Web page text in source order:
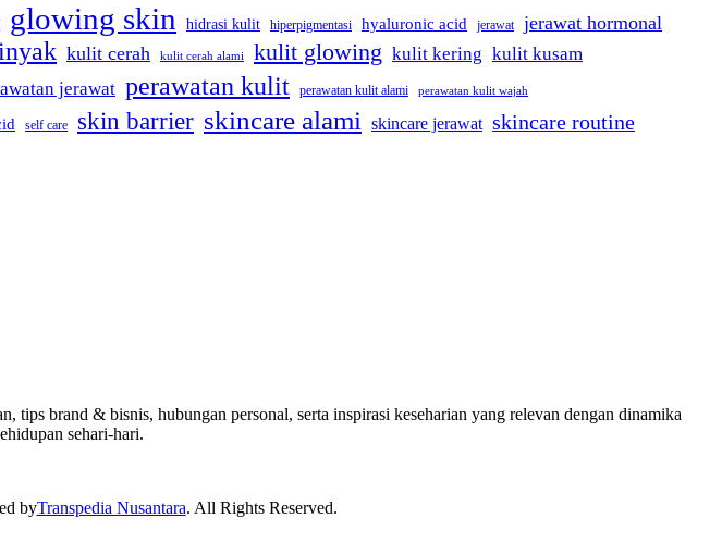
glowing skin hidrasi kulit hiperpigmentasi hyaluronic acid jerawat jerawat hormonal
kulit cerah kulit cerah alami kulit glowing kulit kering kulit kusam
jerawat perawatan kulit perawatan kulit alami perawatan kulit wajah
self care skin barrier skincare alami skincare jerawat skincare routine
brand & bisnis, hubungan personal, serta inspirasi keseharian yang relevan dengan dinamika
sehari-hari.
byTranspedia Nusantara. All Rights Reserved.